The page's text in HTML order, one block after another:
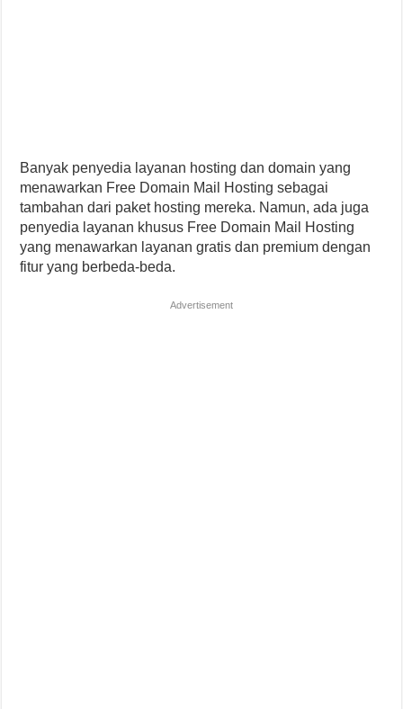
Banyak penyedia layanan hosting dan domain yang
menawarkan Free Domain Mail Hosting sebagai
tambahan dari paket hosting mereka. Namun, ada juga
penyedia layanan khusus Free Domain Mail Hosting
yang menawarkan layanan gratis dan premium dengan
fitur yang berbeda-beda.
Advertisement